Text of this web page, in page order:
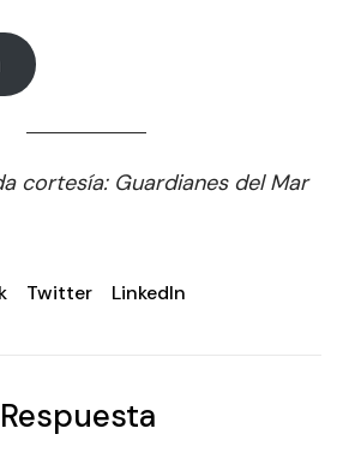
cortesía: Guardianes del Mar
Twitter LinkedIn